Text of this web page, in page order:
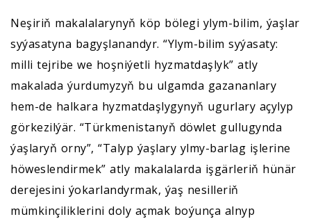
Neşiriň makalalarynyň köp bölegi ylym-bilim, ýaşlar
syýasatyna bagyşlanandyr. “Ylym-bilim syýasaty:
milli tejribe we hoşniýetli hyzmatdaşlyk” atly
makalada ýurdumyzyň bu ulgamda gazananlary
hem-de halkara hyzmatdaşlygynyň ugurlary açylyp
görkezilýär. “Türkmenistanyň döwlet gullugynda
ýaşlaryň orny”, “Talyp ýaşlary ylmy-barlag işlerine
höweslendirmek” atly makalalarda işgärleriň hünär
derejesini ýokarlandyrmak, ýaş nesilleriň
mümkinçiliklerini doly açmak boýunça alnyp